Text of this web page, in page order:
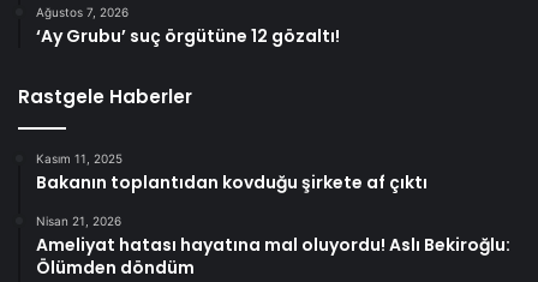
Ağustos 7, 2026
‘Ay Grubu’ suç örgütüne 12 gözaltı!
Rastgele Haberler
Kasım 11, 2025
Bakanın toplantıdan kovduğu şirkete af çıktı
Nisan 21, 2026
Ameliyat hatası hayatına mal oluyordu! Aslı Bekiroğlu:
Ölümden döndüm